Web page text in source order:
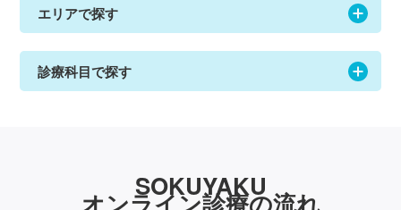
エリアで探す
診療科目で探す
SOKUYAKU